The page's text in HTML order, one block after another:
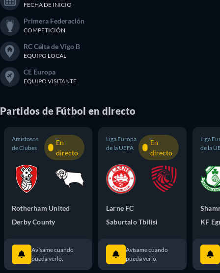
FECHA DE INICIO
Primera Federación
COMPETICIÓN
RC Celta de Vigo B
EQUIPO LOCAL
CE Europa
EQUIPO VISITANTE
Partidos de Fútbol en directo
Amistosos
de Clubes
En
directo
Rotherham United
Derby County
Avísame cuando
pueda verlo.
Liga Europa
de la UEFA
En
directo
Larne FC
Saburtalo Tbilisi
Avísame cuando
pueda verlo.
Liga
de la